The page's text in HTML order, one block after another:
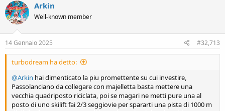
t
i
o
n
:
Arkin
Well-known member
14 Gennaio 2025 #32,713
turbodream ha detto:
@Arkin hai dimenticato la piu promettente su cui investire,
Passolanciano da collegare con majelletta basta mettere una
vecchia quadriposto riciclata, poi se magari ne metti pure una al
posto di uno skilift fai 2/3 seggiovie per spararti una pista di 1000 m